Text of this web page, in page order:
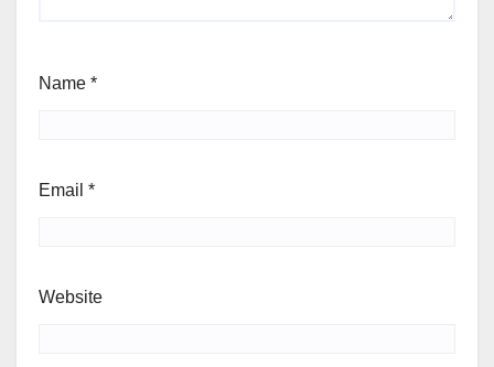
Name *
Email *
Website